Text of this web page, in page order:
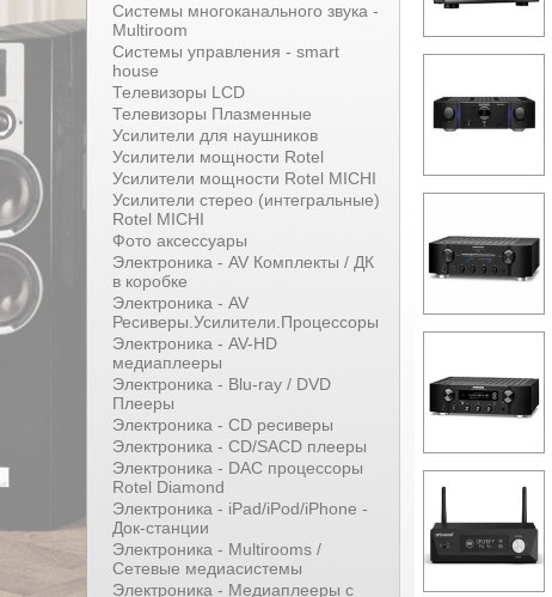
Системы многоканального звука -
Multiroom
Системы управления - smart
house
Телевизоры LCD
Телевизоры Плазменные
Усилители для наушников
Усилители мощности Rotel
Усилители мощности Rotel MICHI
Усилители стерео (интегральные)
Rotel MICHI
Фото аксессуары
Электроника - AV Комплекты / ДК
в коробке
Электроника - AV
Ресиверы.Усилители.Процессоры
Электроника - AV-HD
медиаплееры
Электроника - Blu-ray / DVD
Плееры
Электроника - CD ресиверы
Электроника - CD/SACD плееры
Электроника - DAC процессоры
Rotel Diamond
Электроника - iPad/iPod/iPhone -
Док-станции
Электроника - Multirooms /
Сетевые медиасистемы
Электроника - Медиаплееры с